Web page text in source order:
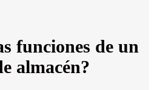
funciones de un
almacén?